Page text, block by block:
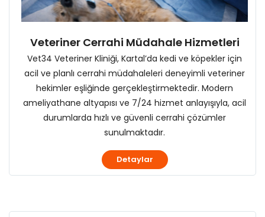
Veteriner Cerrahi Müdahale Hizmetleri
Vet34 Veteriner Kliniği, Kartal’da kedi ve köpekler için
acil ve planlı cerrahi müdahaleleri deneyimli veteriner
hekimler eşliğinde gerçekleştirmektedir. Modern
ameliyathane altyapısı ve 7/24 hizmet anlayışıyla, acil
durumlarda hızlı ve güvenli cerrahi çözümler
sunulmaktadır.
Detaylar